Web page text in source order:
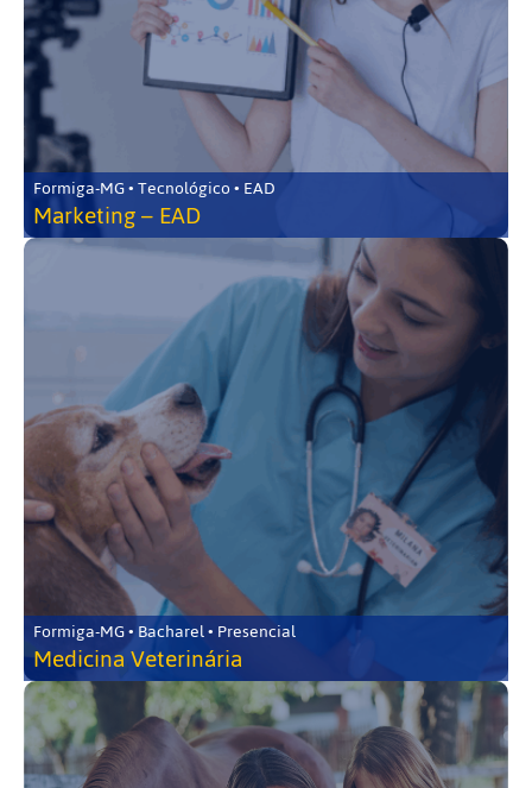
Formiga-MG • Tecnológico • EAD
Marketing – EAD
Formiga-MG • Bacharel • Presencial
Medicina Veterinária